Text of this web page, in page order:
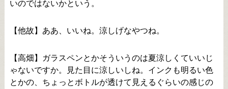
いのではないかという。
【他故】ああ、いいね。涼しげなやつね。
【高畑】ガラスペンとかそういうのは夏涼しくていいじ
ゃないですか。見た目に涼しいしね。インクも明るい色
とかの、ちょっとボトルが透けて見えるぐらいの感じの